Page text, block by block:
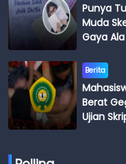
Punya
Muda
Gaya
Berita
Berat
Ujian